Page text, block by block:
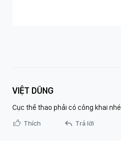
VIỆT DŨNG
Cục thể thao phải có công khai nhé
Thích Trả lời